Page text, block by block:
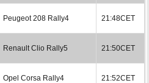
Peugeot 208 Rally4 21:48CET
Renault Clio Rally5 21:50CET
Opel Corsa Rally4 21:52CET